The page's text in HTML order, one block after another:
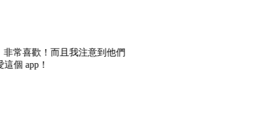
非常喜歡！而且我注意到他們
個 app！